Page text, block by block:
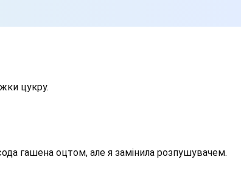
цукру.
гашена оцтом, але я замінила розпушувачем.